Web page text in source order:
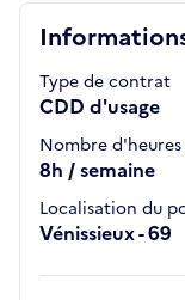
Type de contrat
CDD d'usage
Nombre
8h / semaine
Localisation du
Vénissieux - 69